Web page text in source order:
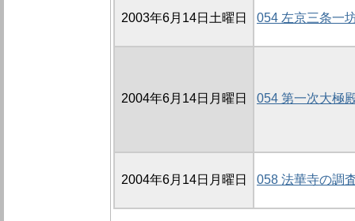
2003年6月14日土曜日 054 左京三条一
2004年6月14日月曜日 054 第一次大極
2004年6月14日月曜日 058 法華寺の調